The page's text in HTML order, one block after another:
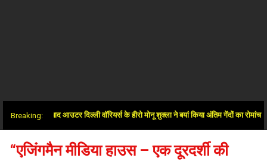
Breaking:
के बाद आउटर दिल्ली वॉरियर्स के हीरो मोनू शुक्ला ने बयां किया अंतिम गेंदों का रोमांच
“एजिंगमैन मीडिया हाउस – एक दूरदर्शी की